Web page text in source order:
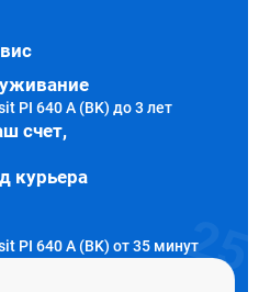
PI 640 A (BK) до 3 лет
счет,
курьера
PI 640 A (BK) от 35 минут